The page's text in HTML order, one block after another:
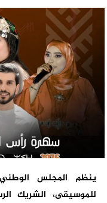
ينظم المجلس
للموسيقى، الشريك